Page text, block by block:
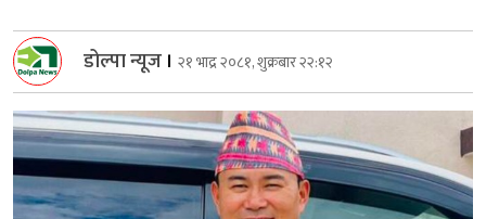
डोल्पा न्यूज । २१ भाद्र २०८१, शुक्रबार २२:१२